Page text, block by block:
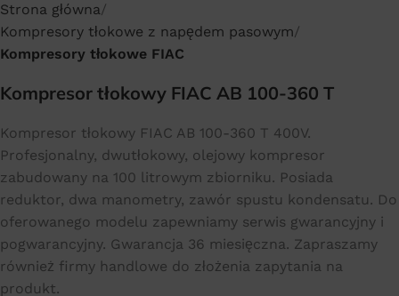
Strona główna
Kompresory tłokowe z napędem pasowym
Kompresory tłokowe FIAC
Kompresor tłokowy FIAC AB 100-360 T
Kompresor tłokowy FIAC AB 100-360 T 400V.
Profesjonalny, dwutłokowy, olejowy kompresor
zabudowany na 100 litrowym zbiorniku. Posiada
reduktor, dwa manometry, zawór spustu kondensatu. Do
oferowanego modelu zapewniamy serwis gwarancyjny i
pogwarancyjny. Gwarancja 36 miesięczna. Zapraszamy
również firmy handlowe do złożenia zapytania na
produkt.